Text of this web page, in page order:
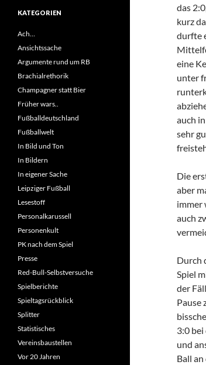
das
kurz
durfte
eine
unter
auch
sehr
Die
aber
immer
auch
Durch
Spiel
der
Pause
3:0
und
Ball
KATEGORIEN
Ach…
Ansichtssache
Argumente rund um RB
Brachialrethorik
Champagner statt Bier
Früher wars..
Fußballdeutschland
Fußballwelt
In Bild und Ton
In Bildern
In eigener Sache
Leipziger Fußball
Lesestoff
Personalkarussell
Personenkult
PK nach dem Spiel
Presse
Red-Bull-Selbstversuche
Spielberichte
Spieltagsrückblick
Splitter
Statistisches
Vereinsbaustellen
Vor 20 Jahren